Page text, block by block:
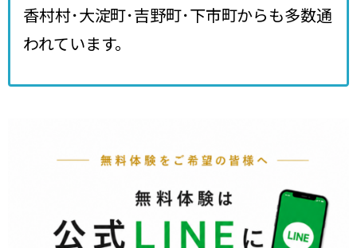
香村村･大淀町･吉野町･下市町からも多数通
われています。